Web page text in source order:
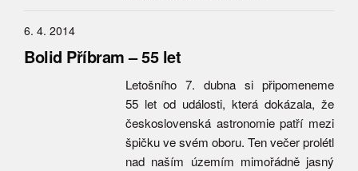
6. 4. 2014
Bolid Příbram – 55 let
Letošního 7. dubna si připomeneme
55 let od události, která dokázala, že
československá astronomie patří mezi
špičku ve svém oboru. Ten večer prolétl
nad naším územím mimořádně jasný